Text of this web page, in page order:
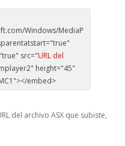
Windows/MediaP
src="URL del
height="45"
embed>
del archivo ASX que subiste,